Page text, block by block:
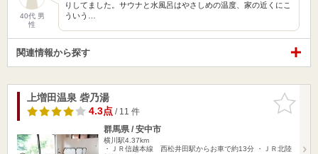
40代 男
性
りしてました。サウナと水風呂はやさしめの温度、家の近くにこ
ういう…
関連情報から探す
お気に入
りに追加
上増田温泉 砦乃湯
4.3点/ 11 件
群馬県 / 安中市
横川駅4.37km
・ＪＲ信越本線 西松井田駅からお車で約13分 ・ＪＲ北陸